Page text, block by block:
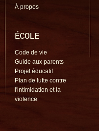
À propos
ÉCOLE
Code de vie
Guide aux parents
Projet éducatif
Plan de lutte contre
l'intimidation et la
violence